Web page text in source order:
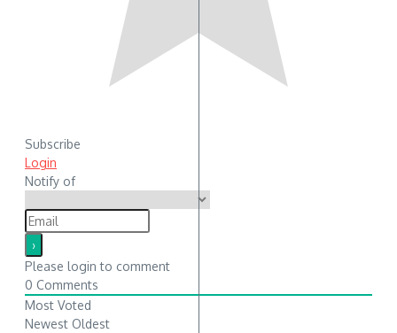
Subscribe
Login
Notify of
Please login to comment
0 Comments
Most Voted
Newest Oldest